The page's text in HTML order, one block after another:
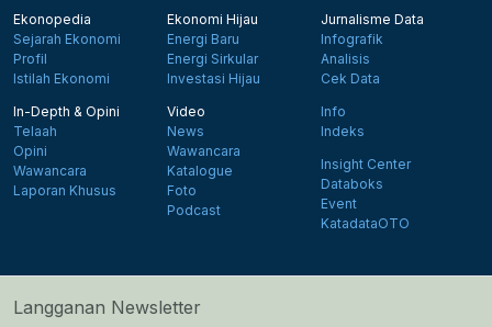
Ekonopedia
Sejarah Ekonomi
Profil
Istilah Ekonomi
Ekonomi Hijau
Energi Baru
Energi Sirkular
Investasi Hijau
Jurnalisme Data
Infografik
Analisis
Cek Data
In-Depth & Opini
Telaah
Opini
Wawancara
Laporan Khusus
Video
News
Wawancara
Katalogue
Foto
Podcast
Info
Indeks
Insight Center
Databoks
Event
KatadataOTO
Langganan Newsletter